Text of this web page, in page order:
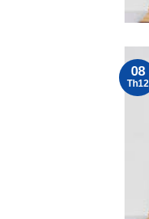
08
Th12